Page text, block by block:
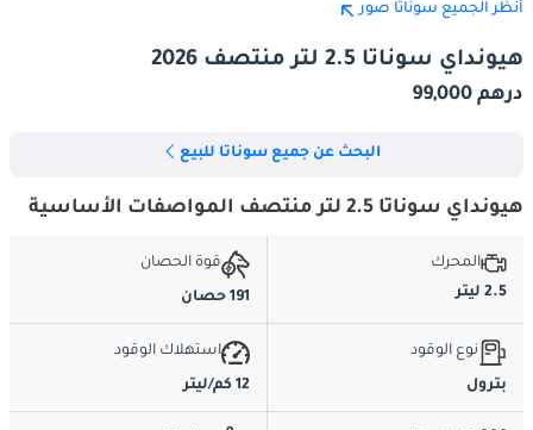
أنظر الجميع سوناتا صور
هيونداي سوناتا 2.5 لتر منتصف 2026
درهم 99,000
البحث عن جميع سوناتا للبيع
هيونداي سوناتا 2.5 لتر منتصف المواصفات الأساسية
المحرك
2.5 ليتر
قوة الحصان
191 حصان
نوع الوقود
بترول
استهلاك الوقود
12 كم/ليتر